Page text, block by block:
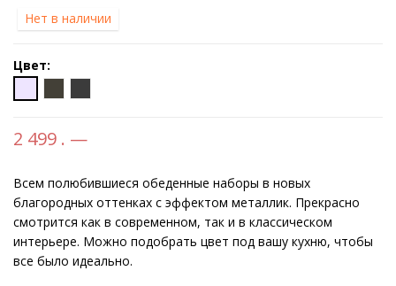
Нет в наличии
Цвет:
2 499 . —
Всем полюбившиеся обеденные наборы в новых
благородных оттенках с эффектом металлик. Прекрасно
смотрится как в современном, так и в классическом
интерьере. Можно подобрать цвет под вашу кухню, чтобы
все было идеально.